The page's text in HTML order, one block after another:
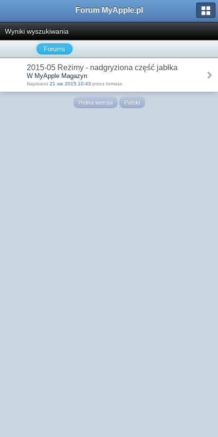
Forum MyApple.pl
Wyniki wyszukiwania
Forums
2015-05 Reżimy - nadgryziona część jabłka
W MyApple Magazyn
Napisano 21 sie 2015 10:43 przez tomasz
Pełna wersja Polski